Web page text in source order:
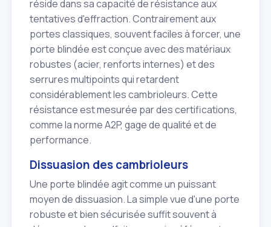
réside dans sa capacité de résistance aux
tentatives d'effraction. Contrairement aux
portes classiques, souvent faciles à forcer, une
porte blindée est conçue avec des matériaux
robustes (acier, renforts internes) et des
serrures multipoints qui retardent
considérablement les cambrioleurs. Cette
résistance est mesurée par des certifications,
comme la norme A2P, gage de qualité et de
performance.
Dissuasion des cambrioleurs
Une porte blindée agit comme un puissant
moyen de dissuasion. La simple vue d'une porte
robuste et bien sécurisée suffit souvent à